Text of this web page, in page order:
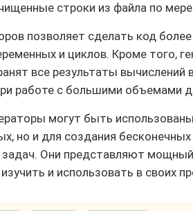
строки из файла по
позволяет сделать код
и циклов. Кроме того,
все результаты вычислений
работе с большими объемами
могут быть
но и для создания
задач. Они представляют
и использовать в своих